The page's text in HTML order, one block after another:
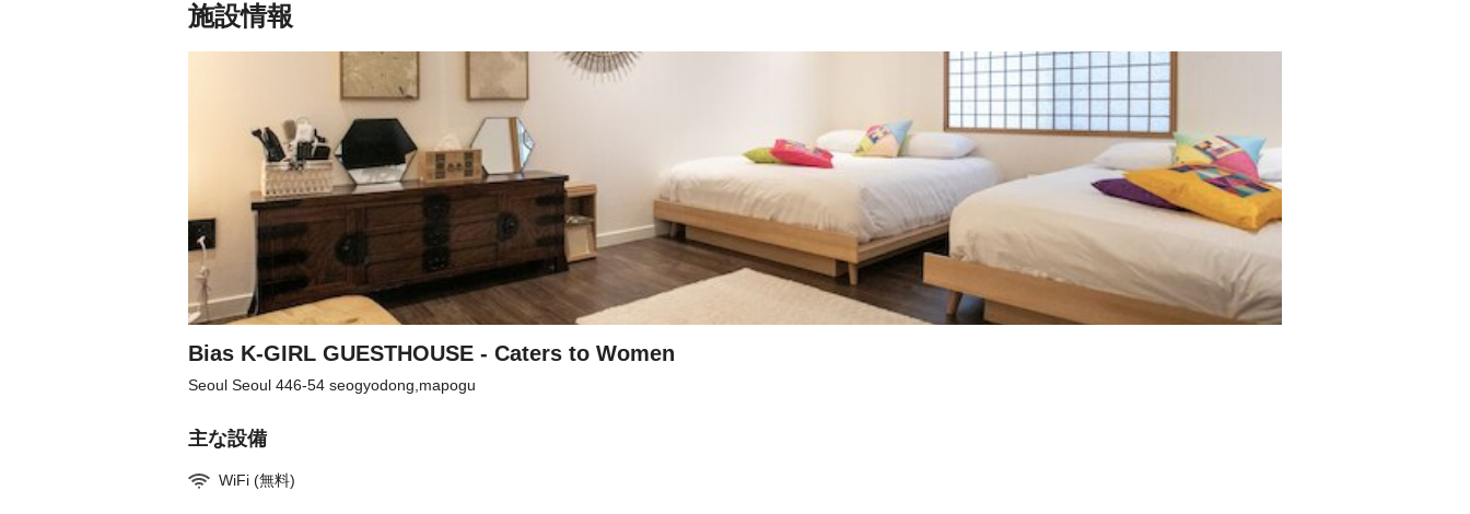
calendar
and
select
question
get
the
keyboard
shortcuts
for
changing
dates.
select
a
date.
question
mark
key
to
get
the
keyboard
shortcuts
for
changing
dates.
施設情報
Bias K-GIRL GUESTHOUSE - Caters to Women
Seoul Seoul 446-54 seogyodong,mapogu
主な設備
WiFi (無料)